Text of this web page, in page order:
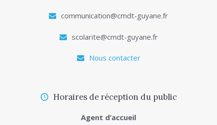
communication@cmdt-guyane.fr
scolarite@cmdt-guyane.fr
Nous contacter
Horaires de réception du public
Agent d’accueil